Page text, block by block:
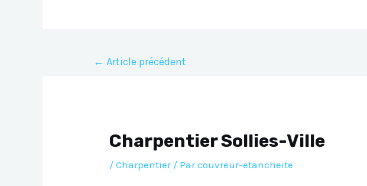
Navigation
← Article précédent
Charpentier Sollies-Ville
/Charpentier/ Parcouvreur-etancheite